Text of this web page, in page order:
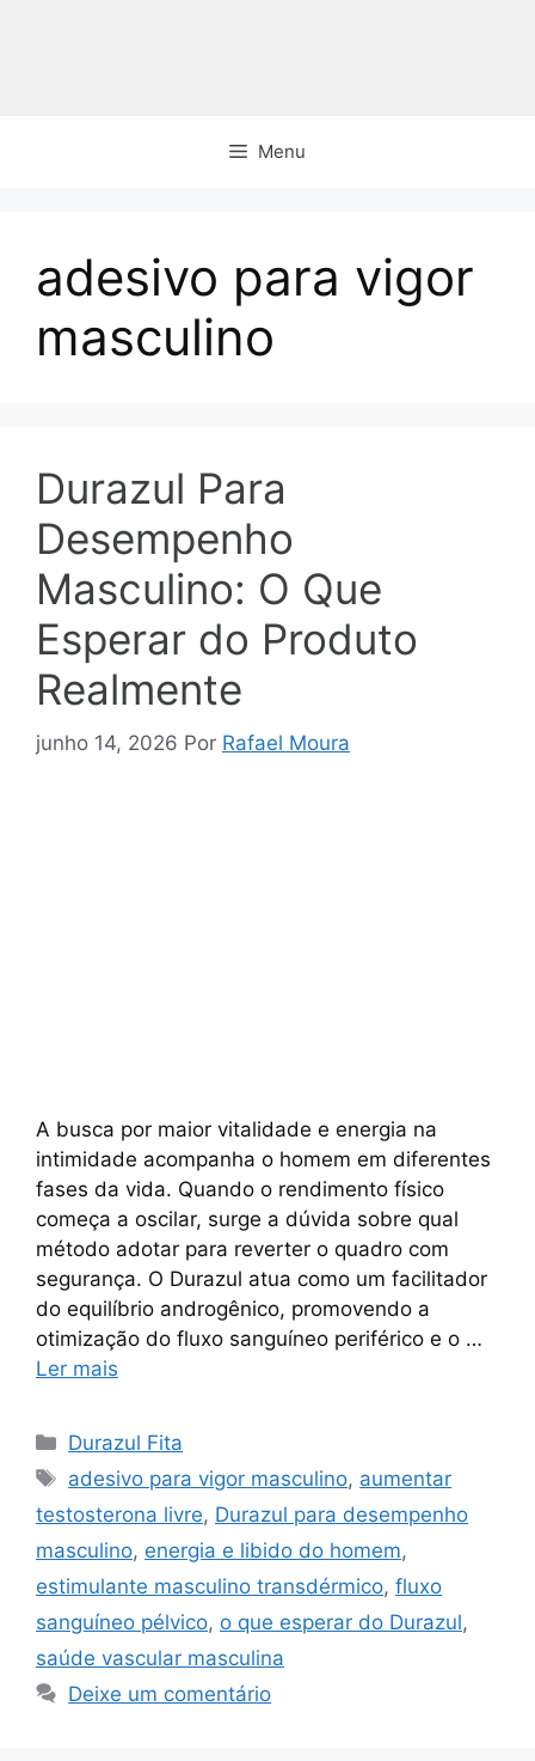
Menu
adesivo para vigor
masculino
Durazul Para
Desempenho
Masculino: O Que
Esperar do Produto
Realmente
junho 14, 2026 Por Rafael Moura
A busca por maior vitalidade e energia na
intimidade acompanha o homem em diferentes
fases da vida. Quando o rendimento físico
começa a oscilar, surge a dúvida sobre qual
método adotar para reverter o quadro com
segurança. O Durazul atua como um facilitador
do equilíbrio androgênico, promovendo a
otimização do fluxo sanguíneo periférico e o …
Ler mais
Categorias
Durazul Fita
Tags
adesivo para vigor masculino, aumentar
testosterona livre, Durazul para desempenho
masculino, energia e libido do homem,
estimulante masculino transdérmico, fluxo
sanguíneo pélvico, o que esperar do Durazul,
saúde vascular masculina
Deixe um comentário